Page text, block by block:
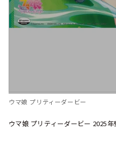
ウマ娘 プリティーダービー
ウマ娘 プリティーダービー 2025